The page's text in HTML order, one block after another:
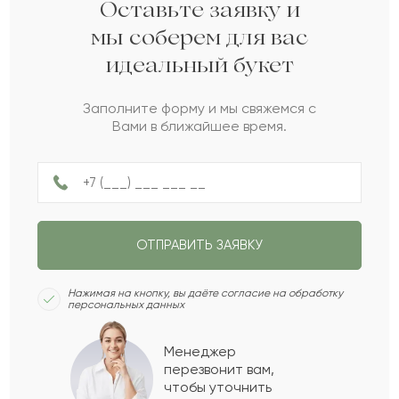
2022-05-15
Альба
2022-04-30
Карина
Дания
Ш Шара
Бежен
Показать еще
Оставьте заявку и
мы соберем для вас
идеальный букет
Заполните форму и мы свяжемся с
Вами в ближайшее время.
ОТПРАВИТЬ ЗАЯВКУ
Нажимая на кнопку, вы даёте согласие на обработку
персональных данных
Менеджер
перезвонит вам,
чтобы уточнить